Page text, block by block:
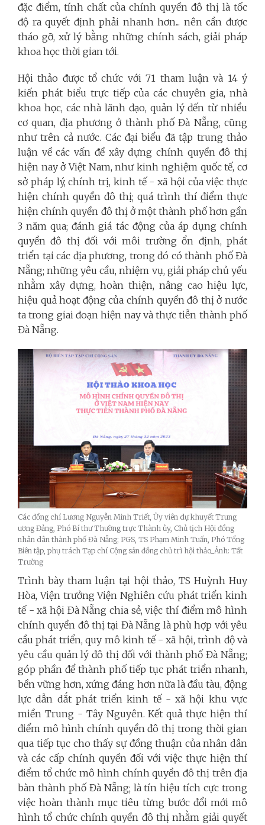
đặc điểm, tính chất của chính quyền đô thị là tốc
độ ra quyết định phải nhanh hơn... nên cần được
tháo gỡ, xử lý bằng những chính sách, giải pháp
khoa học thời gian tới.
Hội thảo được tổ chức với 71 tham luận và 14 ý
kiến phát biểu trực tiếp của các chuyên gia, nhà
khoa học, các nhà lãnh đạo, quản lý đến từ nhiều
cơ quan, địa phương ở thành phố Đà Nẵng, cũng
như trên cả nước. Các đại biểu đã tập trung thảo
luận về các vấn đề xây dựng chính quyền đô thị
hiện nay ở Việt Nam, như kinh nghiệm quốc tế, cơ
sở pháp lý, chính trị, kinh tế - xã hội của việc thực
hiện chính quyền đô thị; quá trình thí điểm thực
hiện chính quyền đô thị ở một thành phố hơn gần
3 năm qua; đánh giá tác động của áp dụng chính
quyền đô thị đối với môi trường ổn định, phát
triển tại các địa phương, trong đó có thành phố Đà
Nẵng; những yêu cầu, nhiệm vụ, giải pháp chủ yếu
nhằm xây dựng, hoàn thiện, nâng cao hiệu lực,
hiệu quả hoạt động của chính quyền đô thị ở nước
ta trong giai đoạn hiện nay và thực tiễn thành phố
Đà Nẵng.
Các đồng chí Lương Nguyễn Minh Triết, Ủy viên dự khuyết Trung
ương Đảng, Phó Bí thư Thường trực Thành ủy, Chủ tịch Hội đồng
nhân dân thành phố Đà Nẵng; PGS, TS Phạm Minh Tuấn, Phó Tổng
Biên tập, phụ trách Tạp chí Cộng sản đồng chủ trì hội thảo_Ảnh: Tất
Trường
Trình bày tham luận tại hội thảo, TS Huỳnh Huy
Hòa, Viện trưởng Viện Nghiên cứu phát triển kinh
tế - xã hội Ðà Nẵng chia sẻ, việc thí điểm mô hình
chính quyền đô thị tại Đà Nẵng là phù hợp với yêu
cầu phát triển, quy mô kinh tế - xã hội, trình độ và
yêu cầu quản lý đô thị đối với thành phố Đà Nẵng;
góp phần để thành phố tiếp tục phát triển nhanh,
bền vững hơn, xứng đáng hơn nữa là đầu tàu, động
lực dẫn dắt phát triển kinh tế - xã hội khu vực
miền Trung - Tây Nguyên. Kết quả thực hiện thí
điểm mô hình chính quyền đô thị trong thời gian
qua tiếp tục cho thấy sự đồng thuận của nhân dân
và các cấp chính quyền đối với việc thực hiện thí
điểm tổ chức mô hình chính quyền đô thị trên địa
bàn thành phố Đà Nẵng; là tín hiệu tích cực trong
việc hoàn thành mục tiêu từng bước đổi mới mô
hình tổ chức chính quyền đô thị nhằm giải quyết